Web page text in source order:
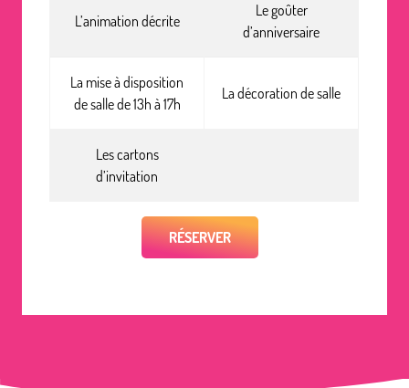
L’animation décrite
Le goûter
d’anniversaire
La mise à disposition
de salle de 13h à 17h
La décoration de salle
Les cartons
d’invitation
RÉSERVER